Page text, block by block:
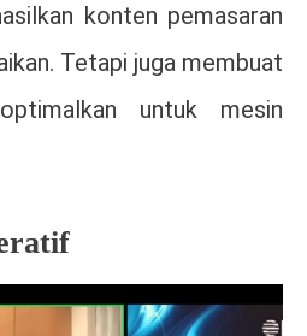
konten pemasaran
Tetapi juga membuat
untuk mesin